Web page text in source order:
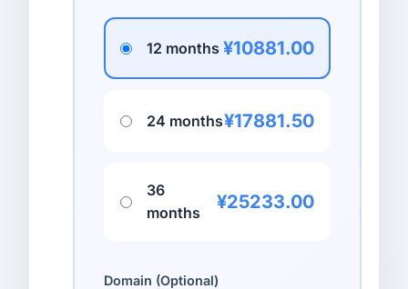
12 months ¥10881.00
24 months¥17881.50
36
months
¥25233.00
Domain (Optional)